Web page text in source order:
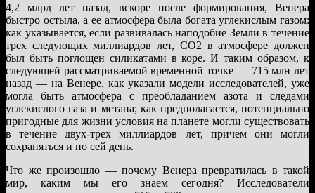
4,2 млрд лет назад, вскоре после формирования, Венера
быстро остыла, а ее атмосфера была богата углекислым газом:
как указывается, если развивалась наподобие Земли в течение
трех следующих миллиардов лет, CO2 в атмосфере должен
был быть поглощен силикатами в коре. И таким образом, к
следующей рассматриваемой временной точке — 715 млн лет
назад — на Венере, как указали модели исследователей, уже
могла быть атмосфера с преобладанием азота и следами
углекислого газа и метана; как предполагается, потенциально
пригодные для жизни условия на планете могли существовать
в течение двух-трех миллиардов лет, причем они могли
сохраняться и по сей день.
Что же произошло — почему Венера превратилась в такой
мир, каким мы его знаем сегодня? Исследователи